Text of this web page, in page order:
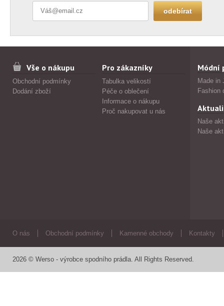
Vše o nákupu
Obchodní podmínky
Dodání zboží
Pro zákazníky
Tabulka velikostí
Péče o oblečení
Informace o nákupu
Proč nakupovat u nás
Módní
Made in
Fashion
Naše
Naše
O nás Obchodní podmínky Kamenné obchody Kontakty
2026 © Werso - výrobce spodního prádla. All Rights Reserved.